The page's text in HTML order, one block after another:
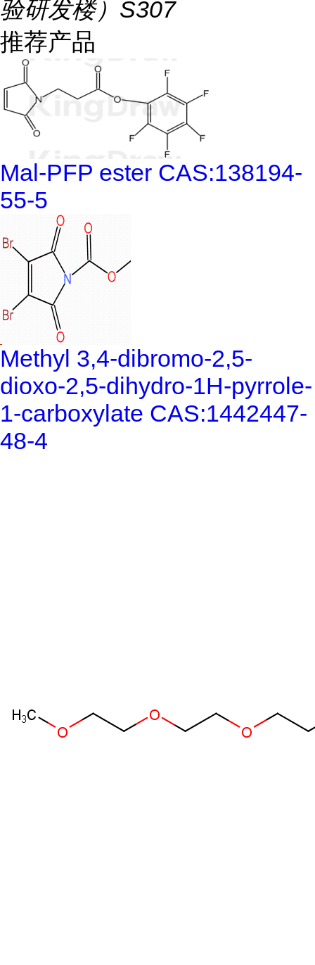
验研发楼）S307
推荐产品
Mal-PFP ester CAS:138194-
55-5
Methyl 3,4-dibromo-2,5-
dioxo-2,5-dihydro-1H-pyrrole-
1-carboxylate CAS:1442447-
48-4